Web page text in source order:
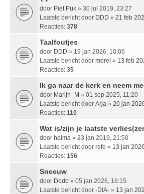
door Piet Puk » 30 jul 2019, 23:27
Laatste bericht door DDD » 21 feb
Reacties: 378
Taalfoutjes
door DDD » 19 jan 2026, 10:06
Laatste bericht door merel » 13 feb
Reacties: 35
Ik ga naar de kerk en neem
door Marijn_M » 01 sep 2025, 11:20
Laatste bericht door Arja » 20 jan
Reacties: 110
Wat is/zijn je laatste
door helma » 23 jan 2019, 21:50
Laatste bericht door refo » 13 jan
Reacties: 156
Sneeuw
door Dodo » 05 jan 2026, 16:15
Laatste bericht door -DIA- » 13 jan